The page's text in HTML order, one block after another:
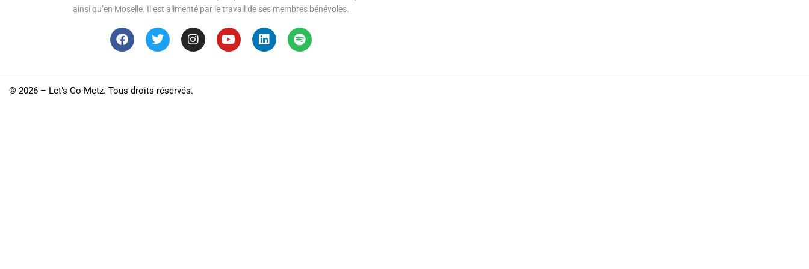
ainsi qu’en Moselle. Il est alimenté par le travail de ses membres bénévoles.
© 2026 – Let’s Go Metz. Tous droits réservés.